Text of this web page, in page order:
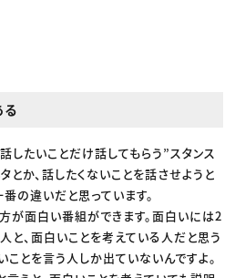
したいことだけ話してもらう”スタンス
とか、話したくないことを話させようと
の違いだと思っています。
が面白い番組ができます。面白いには2
と、面白いことを考えている人だと思う
ことを言う人しか出ていないんですよ。